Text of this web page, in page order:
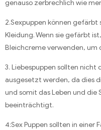
genauso zerbrechlich wie
2.Sexpuppen können gefärbt
Kleidung. Wenn sie gefärbt
Bleichcreme verwenden, um
3. Liebespuppen sollten
ausgesetzt werden, da dies
und somit das Leben und
beeinträchtigt.
4:Sex Puppen sollten in einer